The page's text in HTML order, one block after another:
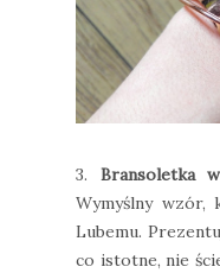
3. Bransoletka
Wymyślny wzór,
Lubemu.
co istotne, nie